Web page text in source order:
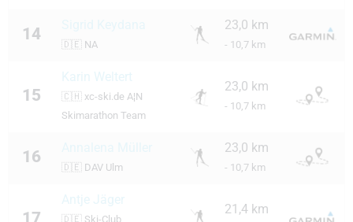
14
🇩🇪 NA
23,0 km
- 10,7 km
15
Karin Weltert
🇨🇭 xc-ski.de A¦N
Skimarathon Team
23,0 km
- 10,7 km
16
🇩🇪 DAV Ulm
23,0 km
- 10,7 km
Antje Jäger
🇩🇪 Ski-Club
21,4 km